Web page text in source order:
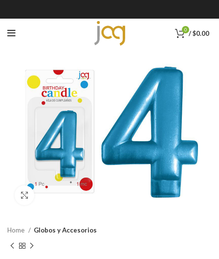
0 /$0.00
Click to enlarge
Home Globos y Accesorios